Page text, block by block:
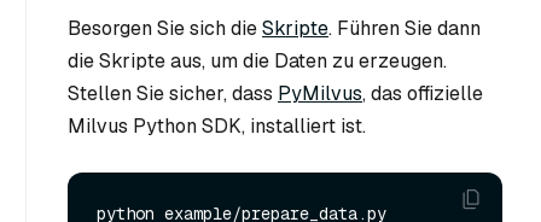
Besorgen Sie sich dieSkripte. Führen Sie dann
die Skripte aus, um die Daten zu erzeugen.
Stellen Sie sicher, dass PyMilvus, das offizielle
Milvus Python SDK, installiert ist.